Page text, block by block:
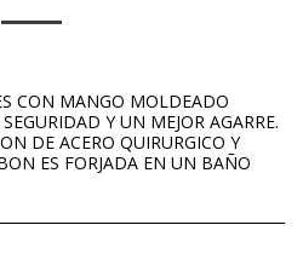
CON MANGO MOLDEADO
Y UN MEJOR AGARRE.
DE ACERO QUIRURGICO Y
ES FORJADA EN UN BAÑO